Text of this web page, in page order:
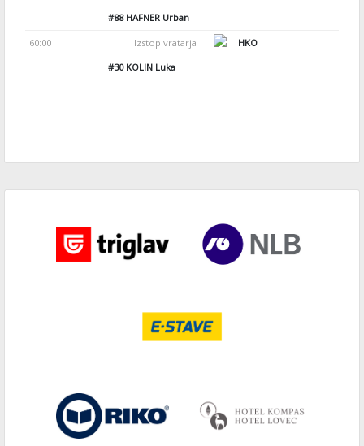
#88HAFNER Urban
60:00 Izstop vratarja
HKO
#30KOLIN Luka